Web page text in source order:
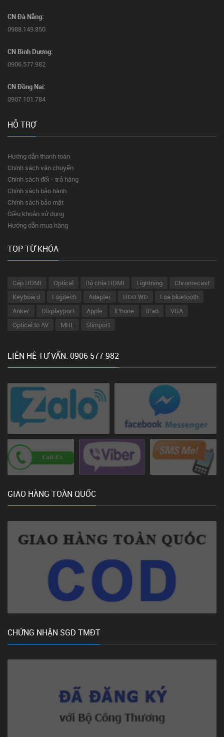
CN Đà Nẵng:
0988.149.850
CN Bình Dương:
0906.577.982
CN Đồng Nai:
0907.101.784
HỖ TRỢ
Hướng dẫn thanh toán
Chính sách vận chuyển
Chính sách đổi - trả hàng
Chính sách bảo hành
Chính sách bảo mật
Điều khoản sử dụng
Hướng dẫn mua hàng
TOP TỪ KHÓA
Cáp HDMI Optical Bộ chia HDMI Lightning
Chromecast
Keyboard
Logitech Adapter HDD WD
Loa bluetooth
Anker
Displayport Apple iPhone iPad
VGA
Optical to AV
MHL Slimport
LIÊN HỆ TƯ VẤN: 0906 577 982
GIAO HÀNG TOÀN QUỐC
CHỨNG NHẬN SGD TMĐT